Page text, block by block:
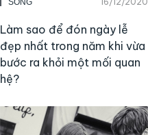
Làm sao để đón ngày lễ
đẹp nhất trong năm khi vừa
bước ra khỏi một mối quan
hệ?